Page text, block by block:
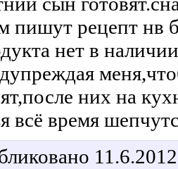
пишут рецепт нв
нет в
них на
всё время